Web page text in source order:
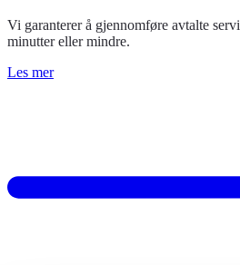
Vi garanterer å gjennomføre avtalte
minutter eller mindre.
Les mer